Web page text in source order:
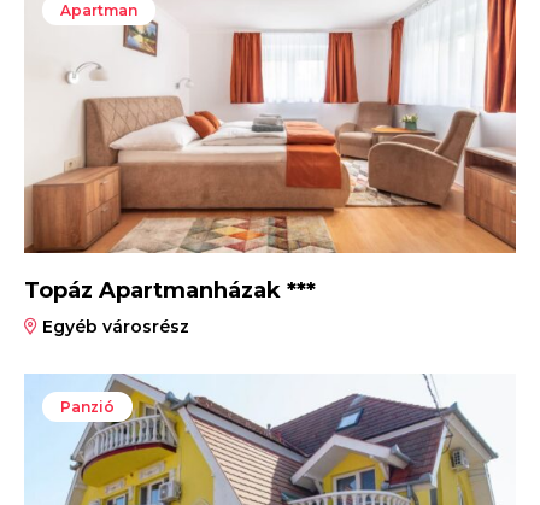
Apartman
Topáz Apartmanházak ***
Egyéb városrész
Panzió